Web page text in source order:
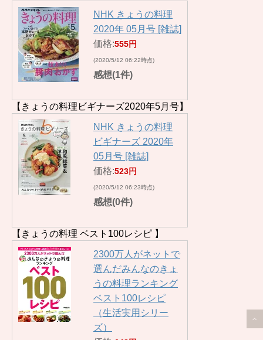
NHK きょうの料理
2020年 05月号 [雑誌]
価格:555円
(2020/5/12 06:22時点)
感想(1件)
【きょうの料理ビギナーズ2020年5月号】
NHK きょうの料理
ビギナーズ 2020年
05月号 [雑誌]
価格:523円
(2020/5/12 06:23時点)
感想(0件)
【きょうの料理 ベスト100レシピ 】
2300万人がネットで
選んだみんなのきょ
うの料理ランキング
ベスト100レシピ
（生活実用シリー
ズ）